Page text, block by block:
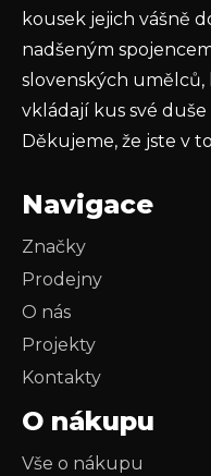
kousek jejich vášně
nadšeným
slovenských
vkládají kus své
Děkujeme, že jste v
Navigace
Značky
Prodejny
O nás
Projekty
Kontakty
O nákupu
Vše o nákupu